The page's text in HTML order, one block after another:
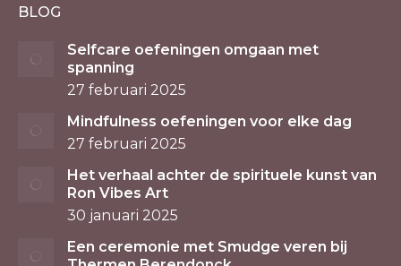
BLOG
Selfcare oefeningen omgaan met
spanning
27 februari 2025
Mindfulness oefeningen voor elke dag
27 februari 2025
Het verhaal achter de spirituele kunst van
Ron Vibes Art
30 januari 2025
Een ceremonie met Smudge veren bij